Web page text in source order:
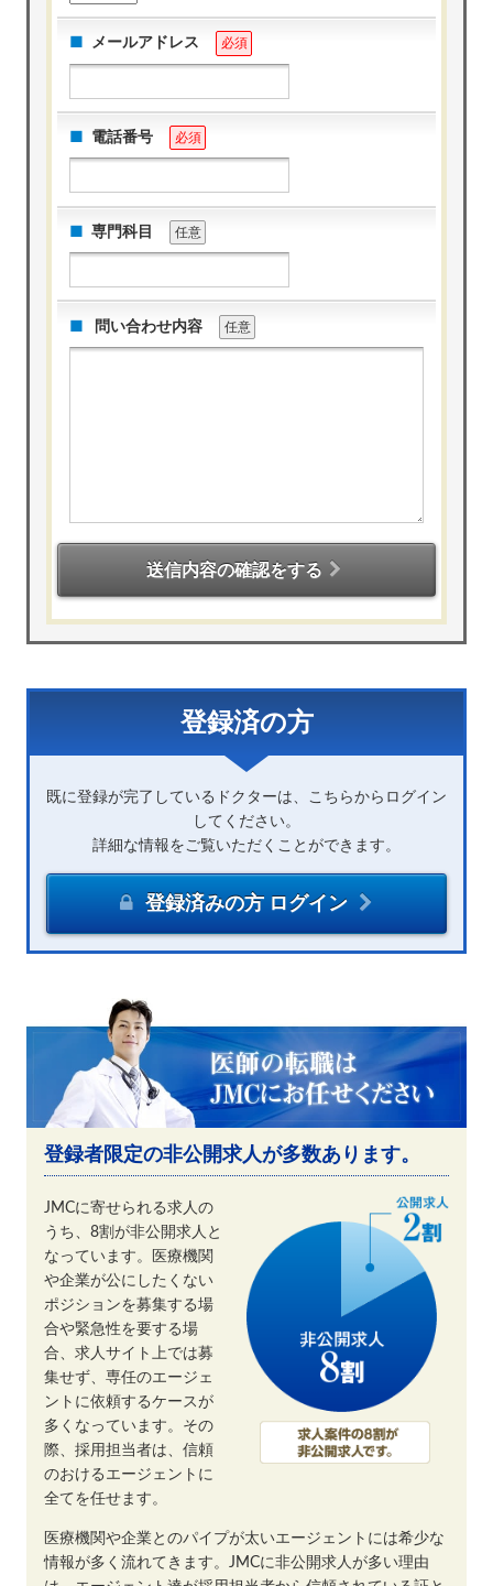
メールアドレス 必須
電話番号 必須
専門科目 任意
問い合わせ内容 任意
送信内容の確認をする
登録済の方
既に登録が完了しているドクターは、こちらからログイン
してください。
詳細な情報をご覧いただくことができます。
登録済みの方 ログイン
登録者限定の非公開求人が多数あります。
JMCに寄せられる求人の
うち、8割が非公開求人と
なっています。医療機関
や企業が公にしたくない
ポジションを募集する場
合や緊急性を要する場
合、求人サイト上では募
集せず、専任のエージェ
ントに依頼するケースが
多くなっています。その
際、採用担当者は、信頼
のおけるエージェントに
全てを任せます。
医療機関や企業とのパイプが太いエージェントには希少な
情報が多く流れてきます。JMCに非公開求人が多い理由